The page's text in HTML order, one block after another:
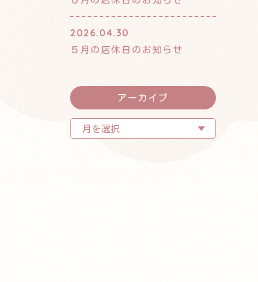
2026.04.30
５月の店休日のお知らせ
アーカイブ